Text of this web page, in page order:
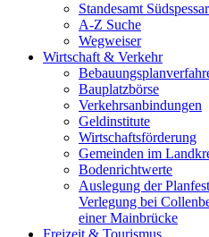
Standesamt
A-Z Suche
Wegweiser
Wirtschaft & Verkehr
Bauplatzbörse
Verkehrsanbindungen
Geldinstitute
Wirtschaftsförderung
Gemeinden im
Bodenrichtwerte
Auslegung der
Verlegung bei
einer Mainbrücke
Freizeit & Tourismus